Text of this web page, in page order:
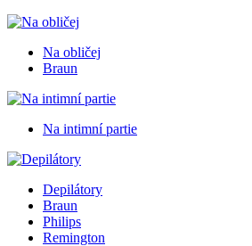
Na obličej
Braun
Na intimní partie
Depilátory
Braun
Philips
Remington